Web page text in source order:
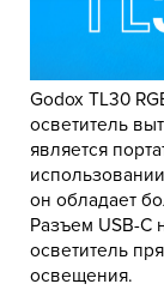
Godox TL30
осветитель
является
он обладает
Разъем USB-C
осветитель
освещения.